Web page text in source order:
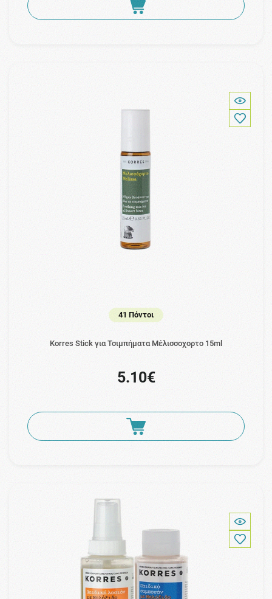
41 Πόντοι
Korres Stick για Τσιμπήματα Μέλισσοχορτο 15ml
5.10€